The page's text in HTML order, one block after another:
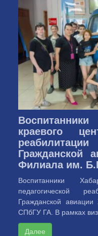
краевого
Гражданской
Филиала им.
Воспитанники
педагогической
Гражданской
СПбГУ ГА. В рамках
Далее